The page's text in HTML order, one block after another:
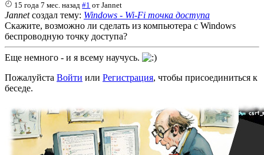
15 года 7 мес. назад #1 отJannet
Jannetсоздал тему: Windows - Wi-Fi точка доступа
Скажите, возможно ли сделать из компьютера с Windows
беспроводную точку доступа?
Еще немного - и я всему научусь.
Пожалуйста Войти или Регистрация, чтобы присоединиться к
беседе.